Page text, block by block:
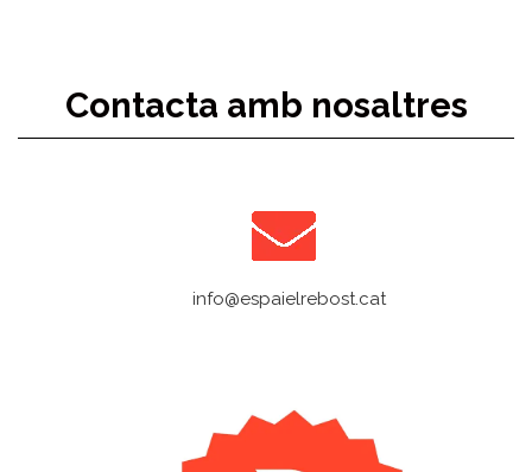
Contacta amb nosaltres
info@espaielrebost.cat